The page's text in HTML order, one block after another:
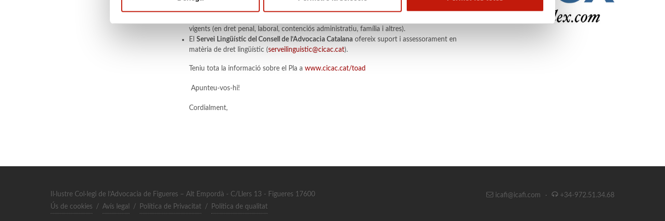
vigents (en dret penal, laboral, contenciós administratiu, família i altres).
El Servei Lingüístic del Consell de l’Advocacia Catalana ofereix suport i assessorament en
matèria de dret lingüístic (serveilinguistic@cicac.cat).
Teniu tota la informació sobre el Pla a www.cicac.cat/toad
Apunteu-vos-hi!
Cordialment,
Il·lustre Col·legi de l’Advocacia de Figueres – Alt Empordà - C/Llers 13 - Figueres 17600
Ús de cookies / Avís legal / Política de Privacitat / Política de qualitat
icafi@icafi.com · +34-972.51.34.68